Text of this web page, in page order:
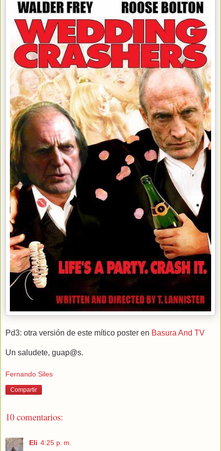
Pd3: otra versión de este mítico poster en Basura And TV
Un saludete, guap@s.
Fernando Siles
Compartir
10 comentarios:
Eli 4:25 p. m.